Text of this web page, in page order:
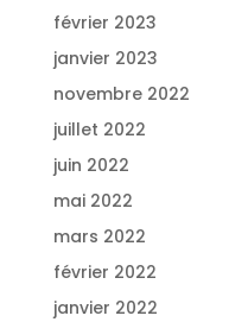
février 2023
janvier 2023
novembre 2022
juillet 2022
juin 2022
mai 2022
mars 2022
février 2022
janvier 2022